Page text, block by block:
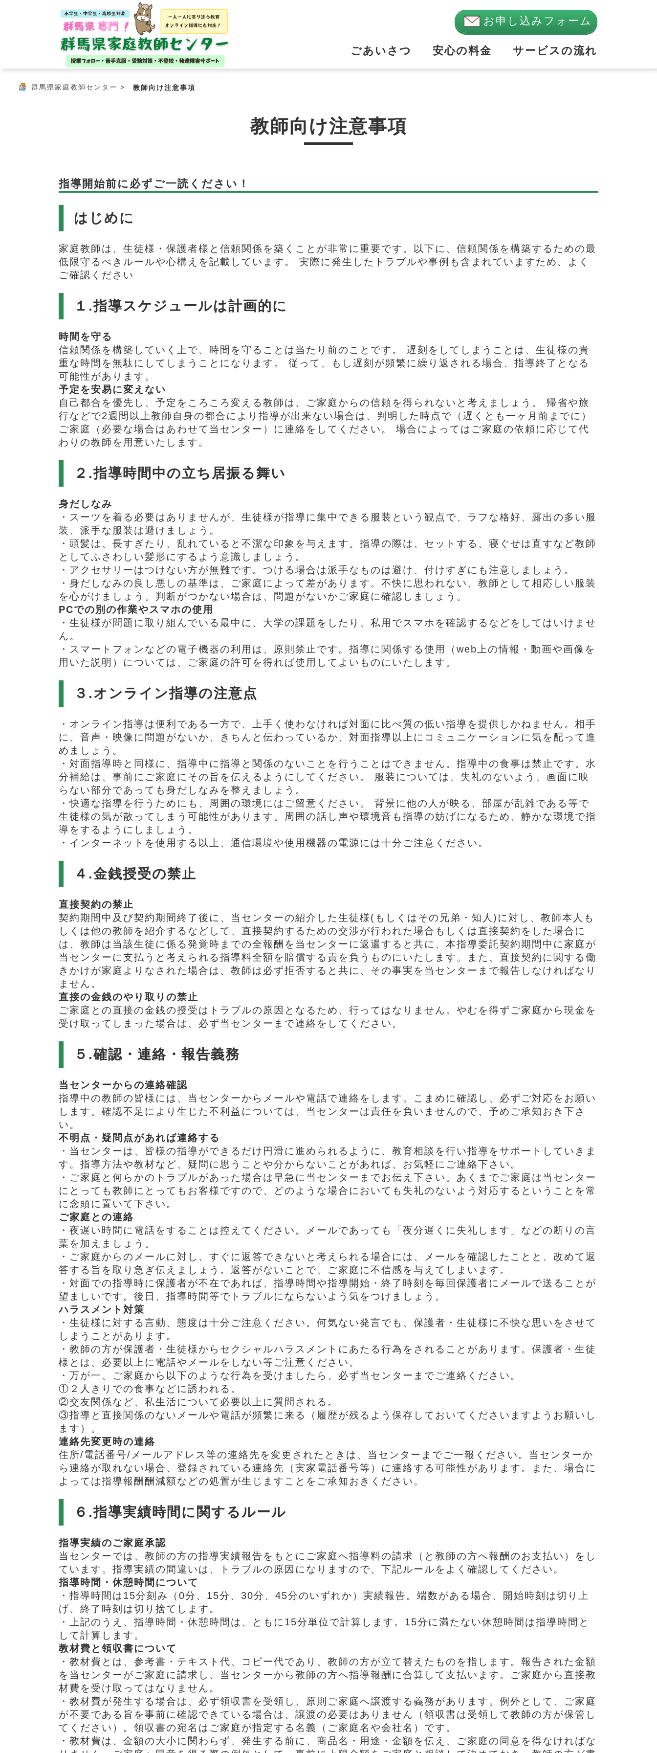
お申し込みフォーム
ごあいさつ 安心の料金 サービスの流れ
群馬県家庭教師センター > 教師向け注意事項
教師向け注意事項
指導開始前に必ずご一読ください！
はじめに
家庭教師は、生徒様・保護者様と信頼関係を築くことが非常に重要です。以下に、信頼関係を構築するための最
低限守るべきルールや心構えを記載しています。 実際に発生したトラブルや事例も含まれていますため、よく
ご確認ください
１.指導スケジュールは計画的に
時間を守る
信頼関係を構築していく上で、時間を守ることは当たり前のことです。 遅刻をしてしまうことは、生徒様の貴
重な時間を無駄にしてしまうことになります。 従って、もし遅刻が頻繁に繰り返される場合、指導終了となる
可能性があります。
予定を安易に変えない
自己都合を優先し、予定をころころ変える教師は、ご家庭からの信頼を得られないと考えましょう。 帰省や旅
行などで2週間以上教師自身の都合により指導が出来ない場合は、判明した時点で（遅くとも一ヶ月前までに）
ご家庭（必要な場合はあわせて当センター）に連絡をしてください。 場合によってはご家庭の依頼に応じて代
わりの教師を用意いたします。
２.指導時間中の立ち居振る舞い
身だしなみ
・スーツを着る必要はありませんが、生徒様が指導に集中できる服装という観点で、ラフな格好、露出の多い服
装、派手な服装は避けましょう。
・頭髪は、長すぎたり、乱れていると不潔な印象を与えます。指導の際は、セットする、寝ぐせは直すなど教師
としてふさわしい髪形にするよう意識しましょう。
・アクセサリーはつけない方が無難です。つける場合は派手なものは避け、付けすぎにも注意しましょう。
・身だしなみの良し悪しの基準は、ご家庭によって差があります。不快に思われない、教師として相応しい服装
を心がけましょう。判断がつかない場合は、問題がないかご家庭に確認しましょう。
PCでの別の作業やスマホの使用
・生徒様が問題に取り組んでいる最中に、大学の課題をしたり、私用でスマホを確認するなどをしてはいけませ
ん。
・スマートフォンなどの電子機器の利用は、原則禁止です。指導に関係する使用（web上の情報・動画や画像を
用いた説明）については、ご家庭の許可を得れば使用してよいものにいたします。
３.オンライン指導の注意点
・オンライン指導は便利である一方で、上手く使わなければ対面に比べ質の低い指導を提供しかねません。相手
に、音声・映像に問題がないか、きちんと伝わっているか、対面指導以上にコミュニケーションに気を配って進
めましょう。
・対面指導時と同様に、指導中に指導と関係のないことを行うことはできません。指導中の食事は禁止です。水
分補給は、事前にご家庭にその旨を伝えるようにしてください。 服装については、失礼のないよう、画面に映
らない部分であっても身だしなみを整えましょう。
・快適な指導を行うためにも、周囲の環境にはご留意ください。 背景に他の人が映る、部屋が乱雑である等で
生徒様の気が散ってしまう可能性があります。周囲の話し声や環境音も指導の妨げになるため、静かな環境で指
導をするようにしましょう。
・インターネットを使用する以上、通信環境や使用機器の電源には十分ご注意ください。
４.金銭授受の禁止
直接契約の禁止
契約期間中及び契約期間終了後に、当センターの紹介した生徒様(もしくはその兄弟・知人)に対し、教師本人も
しくは他の教師を紹介するなどして、直接契約するための交渉が行われた場合もしくは直接契約をした場合に
は、教師は当該生徒に係る発覚時までの全報酬を当センターに返還すると共に、本指導委託契約期間中に家庭が
当センターに支払うと考えられる指導料全額を賠償する責を負うものにいたします。また、直接契約に関する働
きかけが家庭よりなされた場合は、教師は必ず拒否すると共に、その事実を当センターまで報告しなければなり
ません。
直接の金銭のやり取りの禁止
ご家庭との直接の金銭の授受はトラブルの原因となるため、行ってはなりません。やむを得ずご家庭から現金を
受け取ってしまった場合は、必ず当センターまで連絡をしてください。
５.確認・連絡・報告義務
当センターからの連絡確認
指導中の教師の皆様には、当センターからメールや電話で連絡をします。こまめに確認し、必ずご対応をお願い
します。確認不足により生じた不利益については、当センターは責任を負いませんので、予めご承知おき下さ
い。
不明点・疑問点があれば連絡する
・当センターは、皆様の指導ができるだけ円滑に進められるように、教育相談を行い指導をサポートしていきま
す。指導方法や教材など、疑問に思うことや分からないことがあれば、お気軽にご連絡下さい。
・ご家庭と何らかのトラブルがあった場合は早急に当センターまでお伝え下さい。あくまでご家庭は当センター
にとっても教師にとってもお客様ですので、どのような場合においても失礼のないよう対応するということを常
に念頭に置いて下さい。
ご家庭との連絡
・夜遅い時間に電話をすることは控えてください。メールであっても「夜分遅くに失礼します」などの断りの言
葉を加えましょう。
・ご家庭からのメールに対し、すぐに返答できないと考えられる場合には、メールを確認したことと、改めて返
答する旨を取り急ぎ伝えましょう。返答がないことで、ご家庭に不信感を与えてしまいます。
・対面での指導時に保護者が不在であれば、指導時間や指導開始・終了時刻を毎回保護者にメールで送ることが
望ましいです。後日、指導時間等でトラブルにならないよう気をつけましょう。
ハラスメント対策
・生徒様に対する言動、態度は十分ご注意ください。何気ない発言でも、保護者・生徒様に不快な思いをさせて
しまうことがあります。
・教師の方が保護者・生徒様からセクシャルハラスメントにあたる行為をされることがあります。保護者・生徒
様とは、必要以上に電話やメールをしない等ご注意ください。
・万が一、ご家庭から以下のような行為を受けましたら、必ず当センターまでご連絡ください。
①２人きりでの食事などに誘われる。
②交友関係など、私生活について必要以上に質問される。
③指導と直接関係のないメールや電話が頻繁に来る（履歴が残るよう保存しておいてくださいますようお願いし
ます）。
連絡先変更時の連絡
住所/電話番号/メールアドレス等の連絡先を変更されたときは、当センターまでご一報ください。当センターか
ら連絡が取れない場合、登録されている連絡先（実家電話番号等）に連絡する可能性があります。また、場合に
よっては指導報酬酬減額などの処置が生じますことをご承知おきください。
６.指導実績時間に関するルール
指導実績のご家庭承認
当センターでは、教師の方の指導実績報告をもとにご家庭へ指導料の請求（と教師の方へ報酬のお支払い）をし
ています。指導実績の間違いは、トラブルの原因になりますので、下記ルールをよく確認してください。
指導時間・休憩時間について
・指導時間は15分刻み（0分、15分、30分、45分のいずれか）実績報告。端数がある場合、開始時刻は切り上
げ、終了時刻は切り捨てします。
・上記のうえ、指導時間・休憩時間は、ともに15分単位で計算します。15分に満たない休憩時間は指導時間と
して計算します。
教材費と領収書について
・教材費とは、参考書・テキスト代、コピー代であり、教師の方が立て替えたものを指します。報告された金額
を当センターがご家庭に請求し、当センターから教師の方へ指導報酬に合算して支払います。ご家庭から直接教
材費を受け取ってはなりません。
・教材費が発生する場合は、必ず領収書を受領し、原則ご家庭へ譲渡する義務があります。例外として、ご家庭
が不要である旨を事前に確認できている場合は、譲渡の必要はありません（領収書は受領して教師の方が保管し
てください）。領収書の宛名はご家庭が指定する名義（ご家庭名や会社名）です。
・教材費は、金額の大小に関わらず、発生する前に、商品名・用途・金額を伝え、ご家庭の同意を得なければな